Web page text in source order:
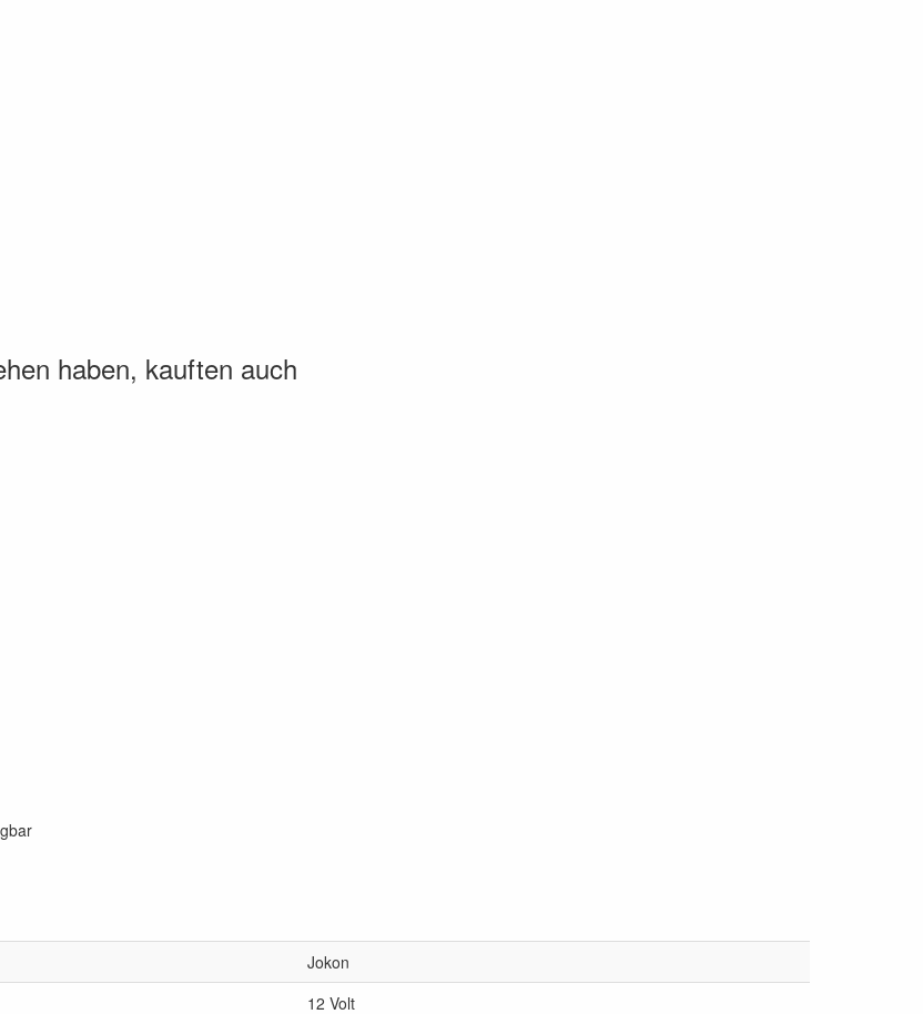
haben, kauften auch
Jokon
12 Volt